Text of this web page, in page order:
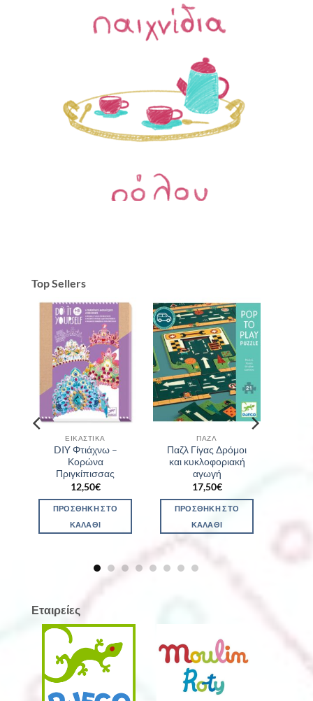
Top Sellers
ΕΙΚΑΣΤΙΚΆ
DIY Φτιάχνω –
Κορώνα
Πριγκίπισσας
12,50€
ΠΡΟΣΘΉΚΗ ΣΤΟ
ΚΑΛΆΘΙ
ΠΑΖΛ
Παζλ Γίγας Δρόμοι
και κυκλοφοριακή
αγωγή
17,50€
ΠΡΟΣΘΉΚΗ ΣΤΟ
ΚΑΛΆΘΙ
Εταιρείες